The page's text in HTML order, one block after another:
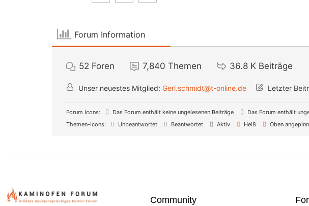
Forum Information
52 Foren 7,840 Themen 36.8 K Beiträge
Unser neuestes Mitglied: Gerl.schmidt@t-online.de Letzter
Forum Icons: Das Forum enthält keine ungelesenen Beiträge
Das Forum enthält
Themen-Icons:
Unbeantwortet Beantwortet Aktiv Heiß Oben
Community